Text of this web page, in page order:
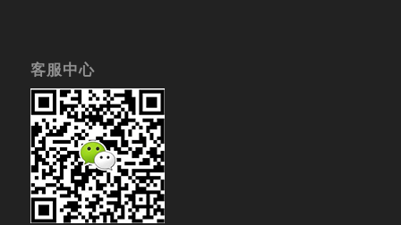
客服中心